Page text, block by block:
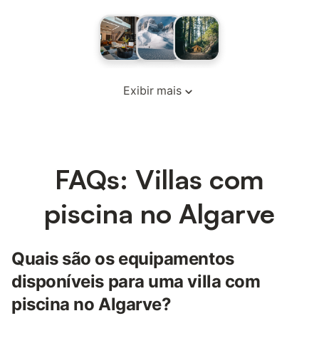
Exibir mais
FAQs: Villas com
piscina no Algarve
Quais são os equipamentos
disponíveis para uma villa com
piscina no Algarve?